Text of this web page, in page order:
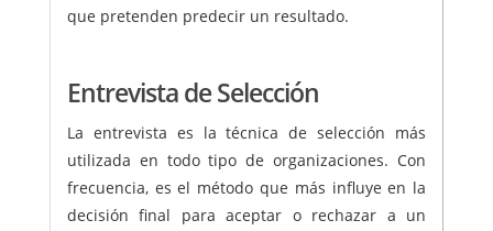
que pretenden predecir un resultado.
Entrevista de Selección
La entrevista es la técnica de selección más
utilizada en todo tipo de organizaciones. Con
frecuencia, es el método que más influye en la
decisión final para aceptar o rechazar a un